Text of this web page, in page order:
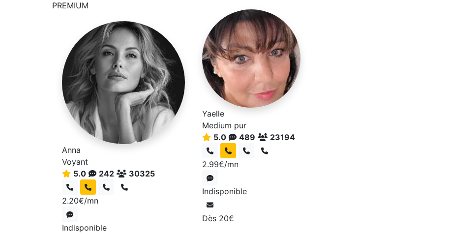
PREMIUM
Anna
Voyant
5.0
242 30325
2.20€/mn
Indisponible
Yaelle
Medium pur
5.0
489 23194
2.99€/mn
Indisponible
Dès 20€